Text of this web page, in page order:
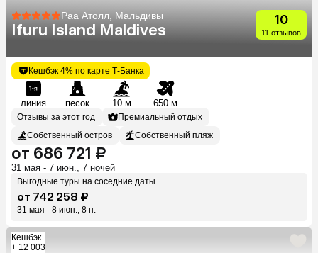
Раа Атолл, Мальдивы
Ifuru Island Maldives
10
11 отзывов
Кешбэк 4% по карте Т-Банка
линия песок 10 м 650 м
Отзывы за этот год
Премиальный отдых
Собственный остров
Собственный пляж
от 686 721 ₽
31 мая - 7 июн., 7 ночей
Выгодные туры на соседние даты
от 742 258 ₽
31 мая - 8 июн., 8 н.
Кешбэк
+ 12 003